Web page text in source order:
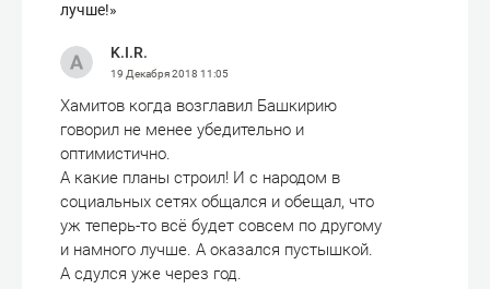
лучше!»
K.I.R.
19 Декабря 2018 11:05
Хамитов когда возглавил Башкирию
говорил не менее убедительно и
оптимистично.
А какие планы строил! И с народом в
социальных сетях общался и обещал, что
уж теперь-то всё будет совсем по другому
и намного лучше. А оказался пустышкой.
А сдулся уже через год.